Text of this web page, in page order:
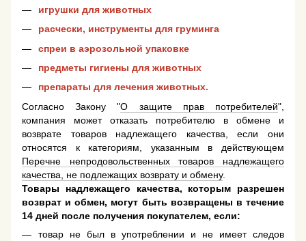
игрушки для животных
расчески, инструменты для груминга
спреи в аэрозольной упаковке
предметы гигиены для животных
препараты для лечения животных.
Согласно Закону "О защите прав потребителей",
компания может отказать потребителю в обмене и
возврате товаров надлежащего качества, если они
относятся к категориям, указанным в действующем
Перечне непродовольственных товаров надлежащего
качества, не подлежащих возврату и обмену.
Товары надлежащего качества, которым разрешен
возврат и обмен, могут быть возвращены в течение
14 дней после получения покупателем, если:
товар не был в употреблении и не имеет следов